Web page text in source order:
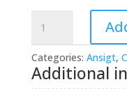
zone
-
Sun
Soul
Categories: Ansigt,
Additional